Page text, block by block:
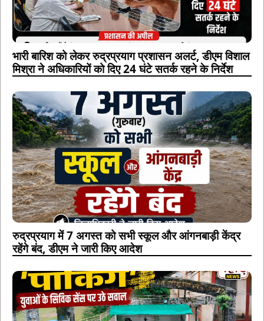
भारी बारिश को लेकर रुद्रप्रयाग प्रशासन अलर्ट, डीएम विशाल
मिश्रा ने अधिकारियों को दिए 24 घंटे सतर्क रहने के निर्देश
रुद्रप्रयाग में 7 अगस्त को सभी स्कूल और आंगनबाड़ी केंद्र
रहेंगे बंद, डीएम ने जारी किए आदेश